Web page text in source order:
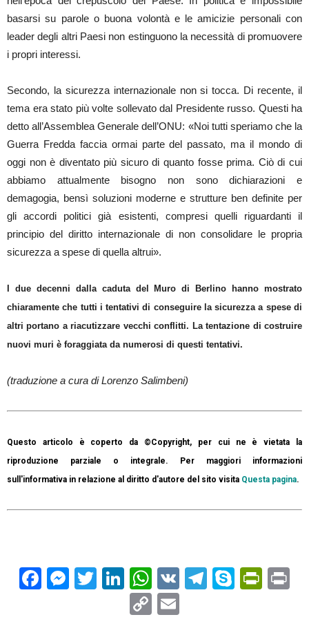
basarsi su parole o buona volontà e le amicizie personali con
leader degli altri Paesi non estinguono la necessità di promuovere
i propri interessi.
Secondo, la sicurezza internazionale non si tocca. Di recente, il
tema era stato più volte sollevato dal Presidente russo. Questi ha
detto all’Assemblea Generale dell’ONU: «Noi tutti speriamo che la
Guerra Fredda faccia ormai parte del passato, ma il mondo di
oggi non è diventato più sicuro di quanto fosse prima. Ciò di cui
abbiamo attualmente bisogno non sono dichiarazioni e
demagogia, bensì soluzioni moderne e strutture ben definite per
gli accordi politici già esistenti, compresi quelli riguardanti il
principio del diritto internazionale di non consolidare le propria
sicurezza a spese di quella altrui».
I due decenni dalla caduta del Muro di Berlino hanno mostrato
chiaramente che tutti i tentativi di conseguire la sicurezza a spese di
altri portano a riacutizzare vecchi conflitti. La tentazione di costruire
nuovi muri è foraggiata da numerosi di questi tentativi.
(traduzione a cura di Lorenzo Salimbeni)
Questo articolo è coperto da ©Copyright, per cui ne è vietata la
riproduzione parziale o integrale. Per maggiori informazioni
sull'informativa in relazione al diritto d'autore del sito visita Questa pagina.
Facebook
Messenger
TwitterLinkedIn
WhatsApp
VK Telegram
Skype
Copy